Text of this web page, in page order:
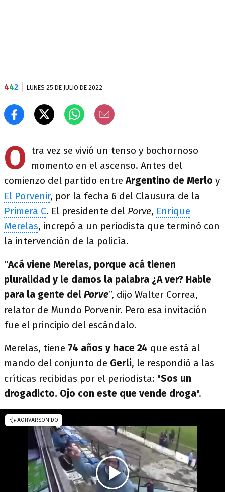
442 LUNES 25 DE JULIO DE 2022
O tra vez se vivió un tenso y bochornoso
momento en el ascenso. Antes del
comienzo del partido entreArgentino de Merlo y
El Porvenir, por la fecha 6 del Clausura de la
Primera C. El presidente del Porve, Enrique
Merelas, increpó a un periodista que terminó con
la intervención de la policía.
“Acá viene Merelas, porque acá tienen
pluralidad y le damos la palabra ¿A ver? Hable
para la gente del Porve”, dijo Walter Correa,
relator de Mundo Porvenir. Pero esa invitación
fue el principio del escándalo.
Merelas, tiene 74 años y hace 24 que está al
mando del conjunto de Gerli, le respondió a las
críticas recibidas por el periodista: "Sos un
drogadicto. Ojo con este que vende droga".